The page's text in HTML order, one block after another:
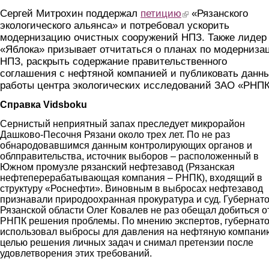
Сергей Митрохин поддержал петицию (link is external)
«Рязанского
экологического альянса» и потребовал ускорить
модернизацию очистных сооружений НПЗ. Также лидер
«Яблока» призывает отчитаться о планах по
НПЗ, раскрыть содержание правительственного
соглашения с нефтяной компанией и публиковать
работы центра экологических исследований ЗАО
Справка Vidsboku
Сернистый неприятный запах преследует микрорайон
Дашково-Песочня Рязани около трех лет. По не раз
обнародовавшимся данным контролирующих органов и
облправительства, источник выборов – расположенный в
Южном промузле рязанский нефтезавод (Рязанская
нефтеперерабатывающая компания – РНПК), входящий в
структуру «Роснефти». Виновным в выбросах нефтезавод
признавали природоохранная прокуратура и суд.
Рязанской области Олег Ковалев не раз обещал добиться
РНПК решения проблемы. По мнению экспертов,
использовал выбросы для давления на нефтяную
целью решения личных задач и снимал претензии после
удовлетворения этих требований.